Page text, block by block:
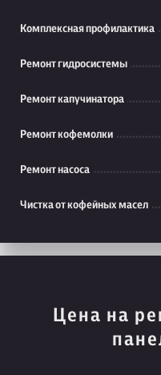
Комплексная профилактика
Ремонт гидросистемы
Ремонт капучинатора
Ремонт кофемолки
Ремонт насоса
Чистка от кофейных масел
Цена на